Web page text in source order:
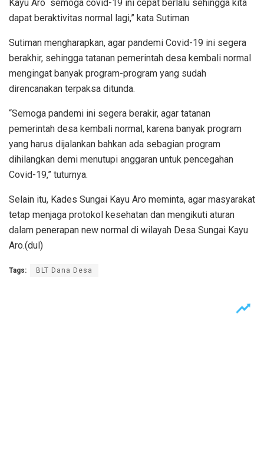
Kayu Aro semoga covid-19 ini cepat berlalu sehingga kita
dapat beraktivitas normal lagi,” kata Sutiman
Sutiman mengharapkan, agar pandemi Covid-19 ini segera
berakhir, sehingga tatanan pemerintah desa kembali normal
mengingat banyak program-program yang sudah
direncanakan terpaksa ditunda.
“Semoga pandemi ini segera berakir, agar tatanan
pemerintah desa kembali normal, karena banyak program
yang harus dijalankan bahkan ada sebagian program
dihilangkan demi menutupi anggaran untuk pencegahan
Covid-19,” tuturnya.
Selain itu, Kades Sungai Kayu Aro meminta, agar masyarakat
tetap menjaga protokol kesehatan dan mengikuti aturan
dalam penerapan new normal di wilayah Desa Sungai Kayu
Aro.(dul)
Tags: BLT Dana Desa